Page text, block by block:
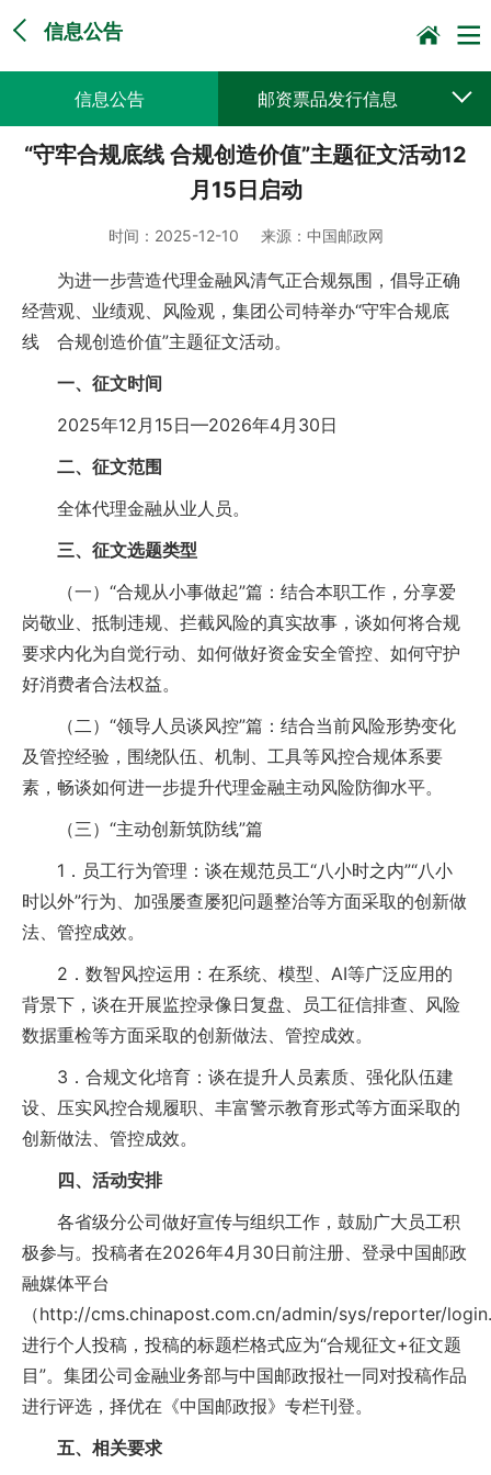
信息公告
信息公告 邮资票品发行信息
采购公告公示 预决算公开
“守牢合规底线 合规创造价值”主题征文活动12
月15日启动
时间： 2025-12-10 来源： 中国邮政网
为进一步营造代理金融风清气正合规氛围，倡导正确
经营观、业绩观、风险观，集团公司特举办“守牢合规底
线 合规创造价值”主题征文活动。
一、征文时间
2025年12月15日—2026年4月30日
二、征文范围
全体代理金融从业人员。
三、征文选题类型
（一）“合规从小事做起”篇：结合本职工作，分享爱
岗敬业、抵制违规、拦截风险的真实故事，谈如何将合规
要求内化为自觉行动、如何做好资金安全管控、如何守护
好消费者合法权益。
（二）“领导人员谈风控”篇：结合当前风险形势变化
及管控经验，围绕队伍、机制、工具等风控合规体系要
素，畅谈如何进一步提升代理金融主动风险防御水平。
（三）“主动创新筑防线”篇
1．员工行为管理：谈在规范员工“八小时之内”“八小
时以外”行为、加强屡查屡犯问题整治等方面采取的创新做
法、管控成效。
2．数智风控运用：在系统、模型、AI等广泛应用的
背景下，谈在开展监控录像日复盘、员工征信排查、风险
数据重检等方面采取的创新做法、管控成效。
3．合规文化培育：谈在提升人员素质、强化队伍建
设、压实风控合规履职、丰富警示教育形式等方面采取的
创新做法、管控成效。
四、活动安排
各省级分公司做好宣传与组织工作，鼓励广大员工积
极参与。投稿者在2026年4月30日前注册、登录中国邮政
融媒体平台
（http://cms.chinapost.com.cn/admin/sys/reporter/
进行个人投稿，投稿的标题栏格式应为“合规征文+征文题
目”。集团公司金融业务部与中国邮政报社一同对投稿作品
进行评选，择优在《中国邮政报》专栏刊登。
五、相关要求